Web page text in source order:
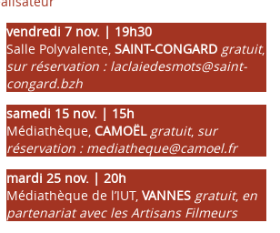
vendredi 7 nov. | 19h30
Salle Polyvalente, SAINT-CONGARD gratuit,
sur réservation : laclaiedesmots@saint-
congard.bzh
samedi 15 nov. | 15h
Médiathèque, CAMOËL gratuit, sur
réservation : mediatheque@camoel.fr
mardi 25 nov. | 20h
Médiathèque de l’IUT, VANNES gratuit, en
partenariat avec les Artisans Filmeurs